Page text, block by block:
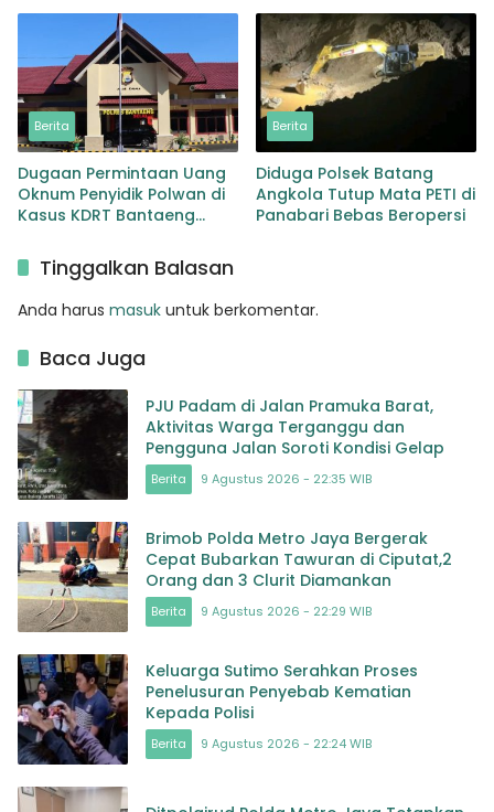
Berita
Dugaan Permintaan Uang
Oknum Penyidik Polwan di
Kasus KDRT Bantaeng
Berita
Diduga Polsek Batang
Angkola Tutup Mata PETI di
Panabari Bebas Beropersi
Tinggalkan Balasan
Anda harus masuk untuk berkomentar.
Baca Juga
PJU Padam di Jalan Pramuka Barat,
Aktivitas Warga Terganggu dan
Pengguna Jalan Soroti Kondisi Gelap
Berita 9 Agustus 2026 - 22:35 WIB
Brimob Polda Metro Jaya Bergerak
Cepat Bubarkan Tawuran di Ciputat,2
Orang dan 3 Clurit Diamankan
Berita 9 Agustus 2026 - 22:29 WIB
Keluarga Sutimo Serahkan Proses
Penelusuran Penyebab Kematian
Kepada Polisi
Berita 9 Agustus 2026 - 22:24 WIB